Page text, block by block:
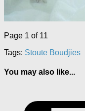
Page 1 of 11
Tags: Stoute Boudjies
You may also like...